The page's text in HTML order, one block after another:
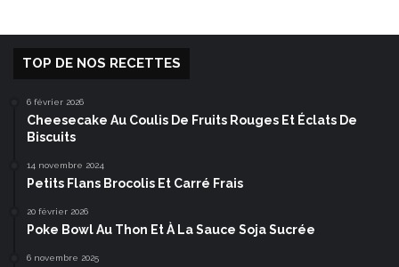
TOP DE NOS RECETTES
6 février 2026
Cheesecake Au Coulis De Fruits Rouges Et Éclats De
Biscuits
14 novembre 2024
Petits Flans Brocolis Et Carré Frais
20 février 2026
Poke Bowl Au Thon Et À La Sauce Soja Sucrée
6 novembre 2025